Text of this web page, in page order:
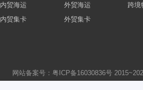
内贸海运
内贸集卡
外贸海运
外贸集卡
跨境
网站备案号：粤ICP备16030836号 2015~